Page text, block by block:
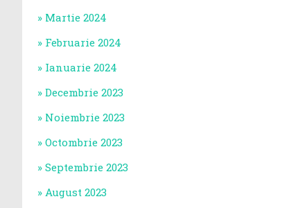
Martie 2024
Februarie 2024
Ianuarie 2024
Decembrie 2023
Noiembrie 2023
Octombrie 2023
Septembrie 2023
August 2023